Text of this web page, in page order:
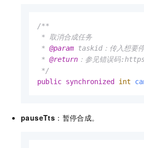
/**
* 取消合成任务
* @param taskid：传入想要
* @return ：参见错误码
*/
public synchronized int
pauseTts ：暂停合成。